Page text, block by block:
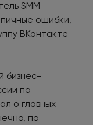
SMM-
ошибки,
ВКонтакте
бизнес-
по
о главных
по